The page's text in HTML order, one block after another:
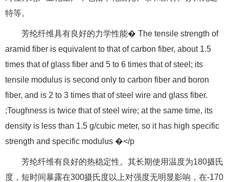
特等。
芳纶纤维具有良好的力学性能� The tensile strength of
aramid fiber is equivalent to that of carbon fiber, about 1.5
times that of glass fiber and 5 to 6 times that of steel; its
tensile modulus is second only to carbon fiber and boron
fiber, and is 2 to 3 times that of steel wire and glass fiber.
;Toughness is twice that of steel wire; at the same time, its
density is less than 1.5 g/cubic meter, so it has high specific
strength and specific modulus �</p
芳纶纤维有良好的热稳定性。其长期使用温度为180摄氏
度，短时间暴露在300摄氏度以上对强度无明显影响，在-170